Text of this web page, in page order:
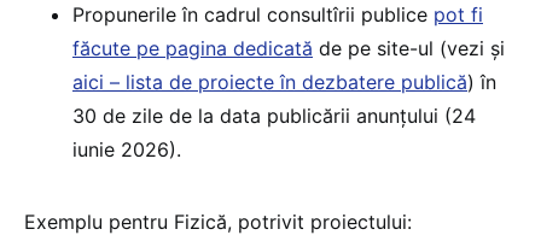
Propunerile în cadrul consultîrii publice pot fi
făcute pe pagina dedicată de pe site-ul (vezi și
aici – lista de proiecte în dezbatere publică) în
30 de zile de la data publicării anunțului (24
iunie 2026).
Exemplu pentru Fizică, potrivit proiectului: